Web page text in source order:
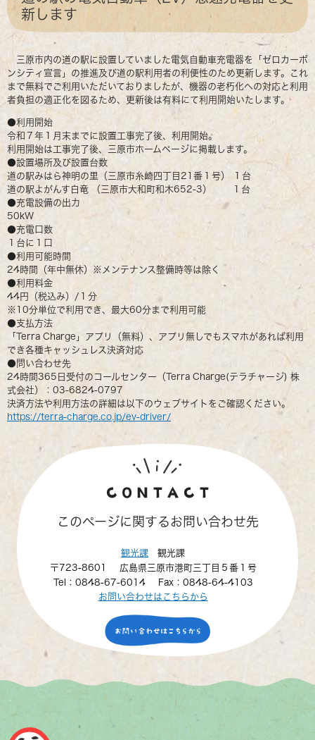
新します
三原市内の道の駅に設置していました電気自動車充電器を「ゼロカーボ
ンシティ宣言」の推進及び道の駅利用者の利便性のため更新します。これ
まで無料でご利用いただいておりましたが、機器の老朽化への対応と利用
者負担の適正化を図るため、更新後は有料にて利用開始いたします。
●利用開始
令和７年１月末までに設置工事完了後、利用開始。
利用開始は工事完了後、三原市ホームページに掲載します。
●設置場所及び設置台数
道の駅みはら神明の里（三原市糸崎四丁目21番１号） １台
道の駅よがんす白竜 （三原市大和町和木652-3） １台
●充電設備の出力
50kW
●充電口数
１台に１口
●利用可能時間
24時間（年中無休）※メンテナンス整備時等は除く
●利用料金
44円（税込み）/１分
※10分単位で利用でき、最大60分まで利用可能
●支払方法
「Terra Charge」アプリ（無料）、アプリ無しでもスマホがあれば利用
でき各種キャッシュレス決済対応
●問い合わせ先
24時間365日受付のコールセンター（Terra Charge(テラチャージ) 株
式会社）：03-6824-0797
決済方法や利用方法の詳細は以下のウェブサイトをご確認ください。
https://terra-charge.co.jp/ev-driver/
このページに関するお問い合わせ先
観光課
観光課
〒723-8601
広島県三原市港町三丁目５番１号
Tel：0848-67-6014
Fax：0848-64-4103
お問い合わせはこちらから